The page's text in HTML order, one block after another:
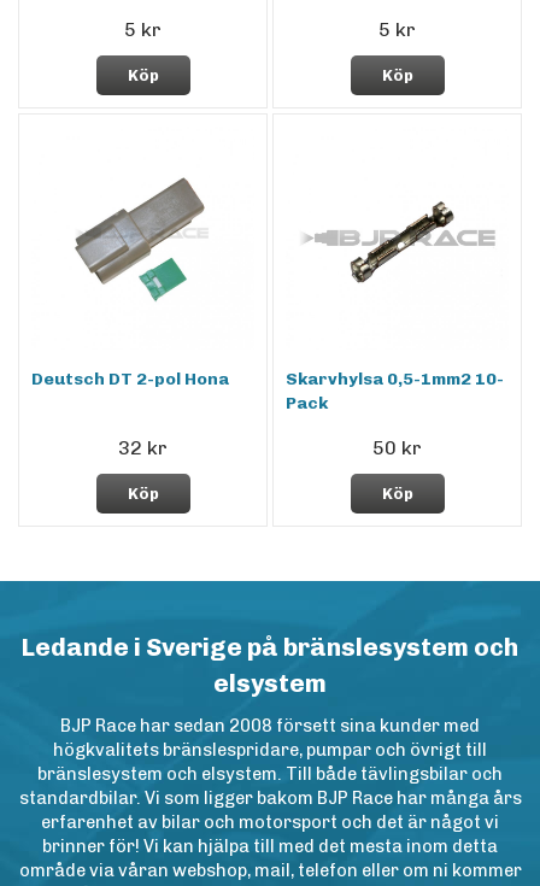
5 kr
Köp
5 kr
Köp
Deutsch DT 2-pol Hona
32 kr
Köp
Skarvhylsa 0,5-1mm2 10-
Pack
50 kr
Köp
Ledande i Sverige på bränslesystem och
elsystem
BJP Race har sedan 2008 försett sina kunder med
högkvalitets bränslespridare, pumpar och övrigt till
bränslesystem och elsystem. Till både tävlingsbilar och
standardbilar. Vi som ligger bakom BJP Race har många års
erfarenhet av bilar och motorsport och det är något vi
brinner för! Vi kan hjälpa till med det mesta inom detta
område via våran webshop, mail, telefon eller om ni kommer